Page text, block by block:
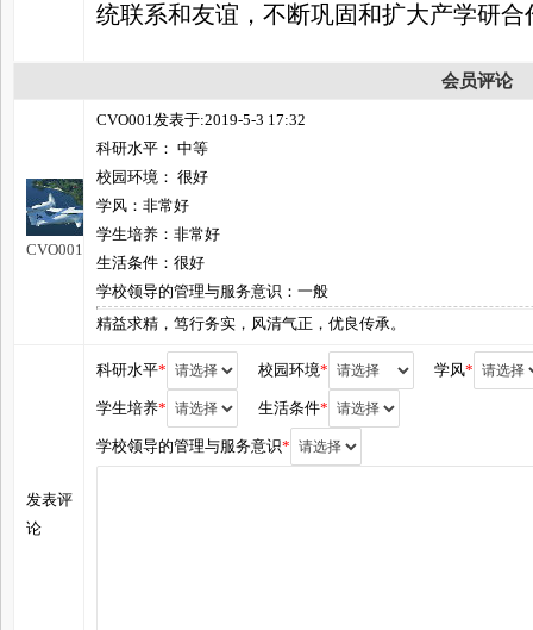
统联系和友谊，不断巩固和扩大产学研合
会员评论
CVO001
CVO001发表于:2019-5-3 17:32
科研水平： 中等
校园环境： 很好
学风：非常好
学生培养：非常好
生活条件：很好
学校领导的管理与服务意识：一般
精益求精，笃行务实，风清气正，优良传承。
发表评
论
科研水平* 校园环境* 学风*
学生培养* 生活条件*
学校领导的管理与服务意识*